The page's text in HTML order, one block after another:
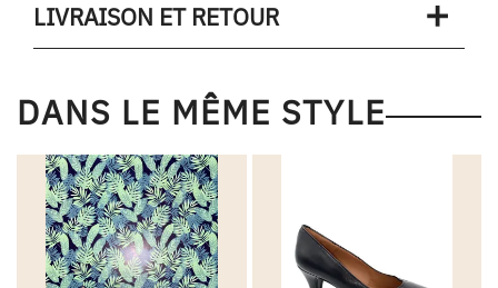
LIVRAISON ET RETOUR
DANS LE MÊME STYLE